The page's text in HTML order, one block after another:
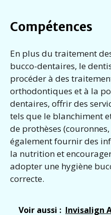
Compétences
En plus du traitement
bucco-dentaires, le
procéder à des
orthodontiques et à la
dentaires, offrir des
tels que le blanchiment
de prothèses
également fournir des
la nutrition et
adopter une hygiène
correcte.
Voir aussi : Invisalign